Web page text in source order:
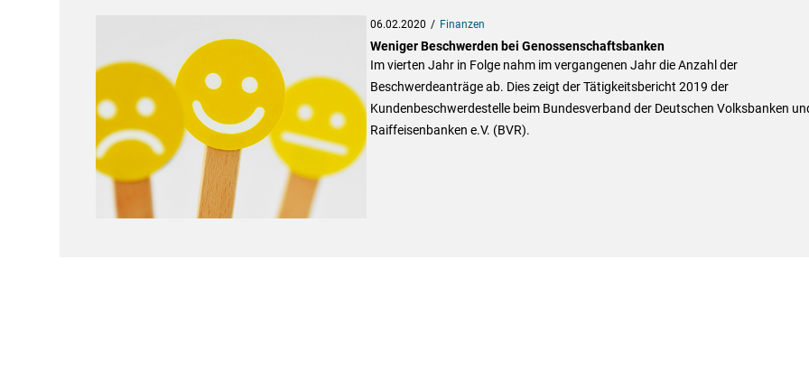
06.02.2020 Finanzen
Weniger Beschwerden bei Genossenschaftsbanken
Im vierten Jahr in Folge nahm im vergangenen Jahr die Anzahl der
Beschwerdeanträge ab. Dies zeigt der Tätigkeitsbericht 2019 der
Kundenbeschwerdestelle beim Bundesverband der Deutschen Volksbanken
Raiffeisenbanken e.V. (BVR).